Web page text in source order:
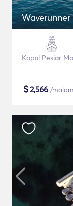
Waverunner
Kapal Pesiar
$2,566 /malam